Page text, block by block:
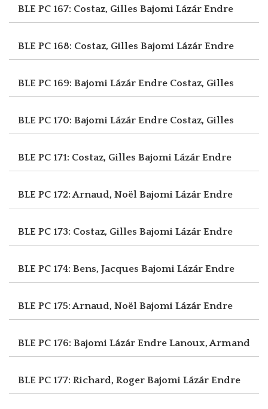
BLE PC 167: Costaz, Gilles Bajomi Lázár Endre
BLE PC 168: Costaz, Gilles Bajomi Lázár Endre
BLE PC 169: Bajomi Lázár Endre Costaz, Gilles
BLE PC 170: Bajomi Lázár Endre Costaz, Gilles
BLE PC 171: Costaz, Gilles Bajomi Lázár Endre
BLE PC 172: Arnaud, Noël Bajomi Lázár Endre
BLE PC 173: Costaz, Gilles Bajomi Lázár Endre
BLE PC 174: Bens, Jacques Bajomi Lázár Endre
BLE PC 175: Arnaud, Noël Bajomi Lázár Endre
BLE PC 176: Bajomi Lázár Endre Lanoux, Armand
BLE PC 177: Richard, Roger Bajomi Lázár Endre